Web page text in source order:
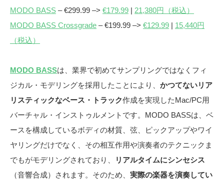
MODO BASS – €299.99 –> €179.99 | 21,380円（税込）
MODO BASS Crossgrade – €199.99 –> €129.99 | 15,440円
（税込）
MODO BASSは、業界で初めてサンプリングではなくフィ
ジカル・モデリングを採用したことにより、 かつてないリア
リスティックなベース・トラック作成を実現したMac/PC用
バーチャル・インストゥルメントです。MODO BASSは、ベ
ースを構成しているボディの材質、弦、ピックアップやワイ
ヤリングだけでなく、その相互作用や演奏者のテクニックま
でもがモデリングされており、
リアルタイムにシンセシス
（音響合成）されます。そのため、 実際の楽器を演奏してい